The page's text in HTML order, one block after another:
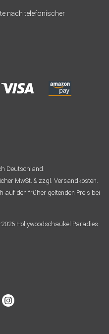
nach telefonischer
Deutschland.
MwSt. & zzgl. Versandkosten.
auf den früher geltenden Preis bei
Hollywoodschaukel Paradies